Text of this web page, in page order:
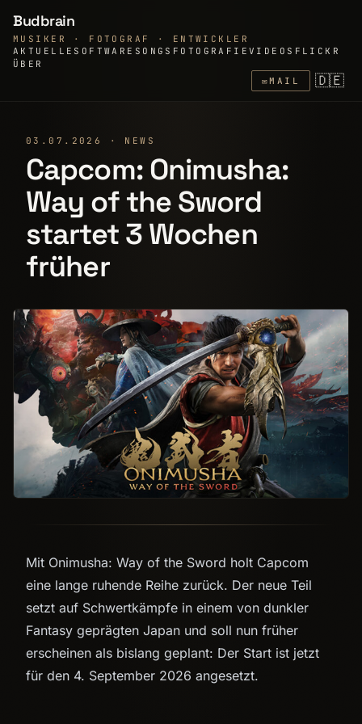
Budbrain
MUSIKER · FOTOGRAF · ENTWICKLER
AKTUELLE SOFTWARE SONGS FOTOGRAFIEVIDEOS FLICKR
ÜBER
✉MAIL 🇩🇪
03.07.2026 · NEWS
Capcom: Onimusha:
Way of the Sword
startet 3 Wochen
früher
Mit Onimusha: Way of the Sword holt Capcom
eine lange ruhende Reihe zurück. Der neue Teil
setzt auf Schwertkämpfe in einem von dunkler
Fantasy geprägten Japan und soll nun früher
erscheinen als bislang geplant: Der Start ist jetzt
für den 4. September 2026 angesetzt.